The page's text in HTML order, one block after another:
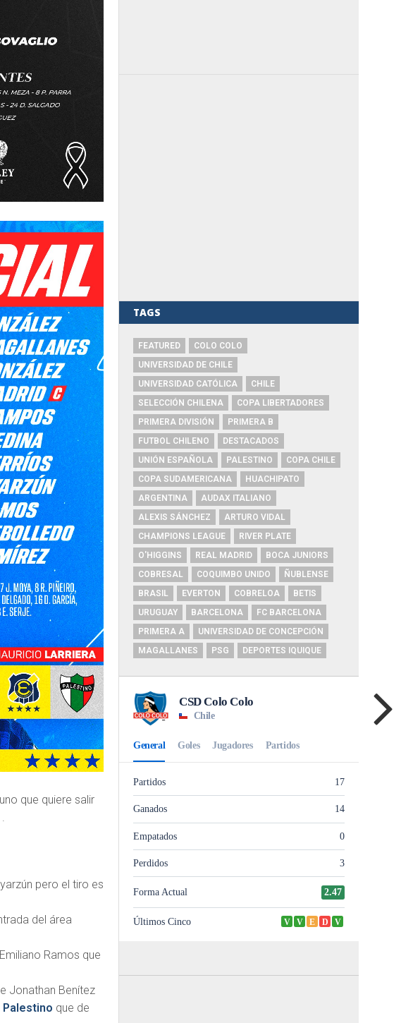
que quiere salir
pero el tiro es
del área
Ramos que
Jonathan Benítez
Palestino que de
TAGS
FEATURED
COLO COLO
UNIVERSIDAD DE CHILE
UNIVERSIDAD CATÓLICA
CHILE
SELECCIÓN CHILENA
COPA LIBERTADORES
PRIMERA DIVISIÓN
PRIMERA B
FUTBOL CHILENO
DESTACADOS
UNIÓN ESPAÑOLA
PALESTINO
COPA CHILE
COPA SUDAMERICANA
HUACHIPATO
ARGENTINA
AUDAX ITALIANO
ALEXIS SÁNCHEZ
ARTURO VIDAL
CHAMPIONS LEAGUE
RIVER PLATE
O'HIGGINS
REAL MADRID
BOCA JUNIORS
COBRESAL
COQUIMBO UNIDO
ÑUBLENSE
BRASIL
EVERTON COBRELOA
BETIS
URUGUAY
BARCELONA
FC BARCELONA
PRIMERA A
UNIVERSIDAD DE CONCEPCIÓN
MAGALLANES
PSG DEPORTES IQUIQUE